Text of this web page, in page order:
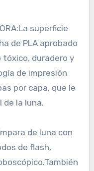
superficie
de PLA aprobado
tóxico, duradero y
de impresión
por capa, que le
de la luna.
de luna con
de flash,